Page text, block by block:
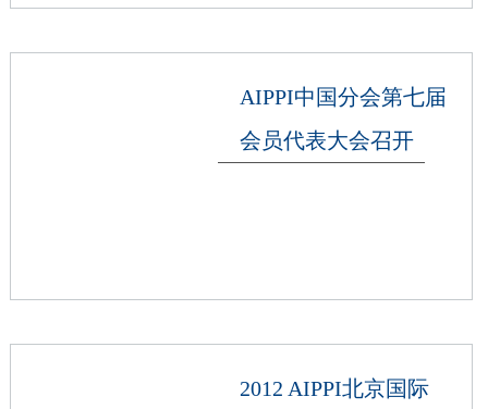
AIPPI中国分会第七届
会员代表大会召开
2012 AIPPI北京国际